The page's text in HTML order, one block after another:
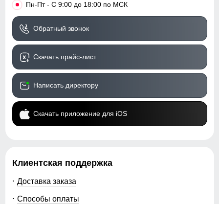
• Пн-Пт - С 9:00 до 18:00 по МСК
Обратный звонок
Скачать прайс-лист
Написать директору
Скачать приложение для iOS
Клиентская поддержка
Доставка заказа
Способы оплаты